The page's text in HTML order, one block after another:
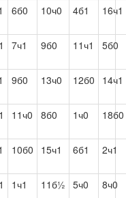
6б0 10ч0 4б1 16ч1
7ч1 9б0 11ч1 5б0
9б0 13ч0 12б0 14ч1
11ч0 8б0 1ч0 18б0
10б0 15ч1 6б1 2ч1
1ч1 11б½ 5ч0 8ч0